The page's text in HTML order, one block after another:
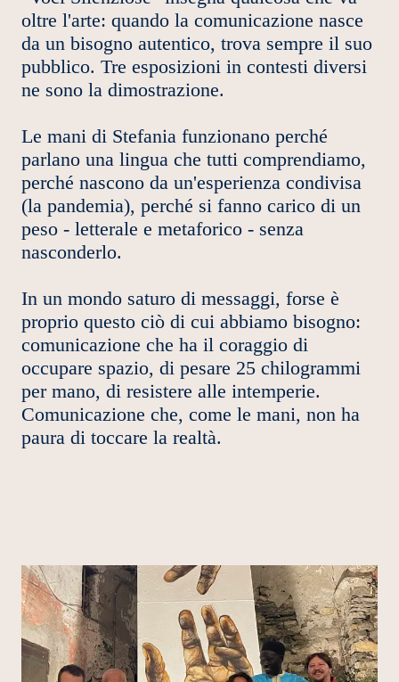
oltre l'arte: quando la comunicazione nasce
da un bisogno autentico, trova sempre il suo
pubblico. Tre esposizioni in contesti diversi
ne sono la dimostrazione.
Le mani di Stefania funzionano perché
parlano una lingua che tutti comprendiamo,
perché nascono da un'esperienza condivisa
(la pandemia), perché si fanno carico di un
peso - letterale e metaforico - senza
nasconderlo.
In un mondo saturo di messaggi, forse è
proprio questo ciò di cui abbiamo bisogno:
comunicazione che ha il coraggio di
occupare spazio, di pesare 25 chilogrammi
per mano, di resistere alle intemperie.
Comunicazione che, come le mani, non ha
paura di toccare la realtà.